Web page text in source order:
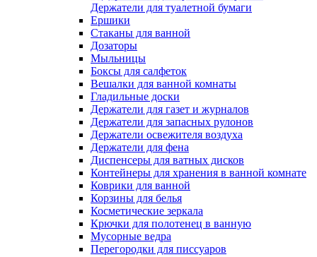
Держатели для туалетной бумаги
Ершики
Стаканы для ванной
Дозаторы
Мыльницы
Боксы для салфеток
Вешалки для ванной комнаты
Гладильные доски
Держатели для газет и журналов
Держатели для запасных рулонов
Держатели освежителя воздуха
Держатели для фена
Диспенсеры для ватных дисков
Контейнеры для хранения в ванной комнате
Коврики для ванной
Корзины для белья
Косметические зеркала
Крючки для полотенец в ванную
Мусорные ведра
Перегородки для писсуаров